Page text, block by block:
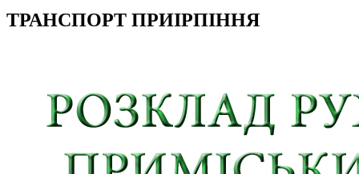
ТРАНСПОРТ ПРИІРПІННЯ